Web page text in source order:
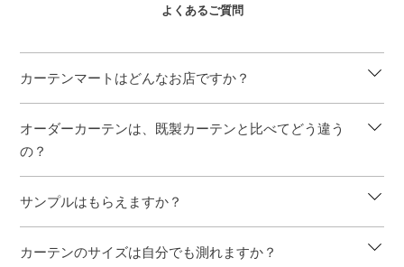
よくあるご質問
カーテンマートはどんなお店ですか？
オーダーカーテンは、既製カーテンと比べてどう違う
の？
サンプルはもらえますか？
カーテンのサイズは自分でも測れますか？